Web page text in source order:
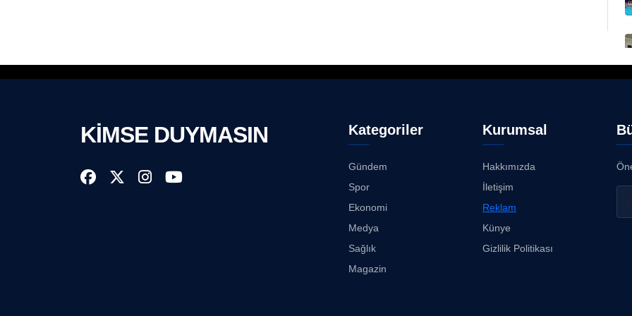
KİMSE DUYMASIN Kategoriler
Gündem
Spor
Ekonomi
Medya
Sağlık
Magazin
Kurumsal
Hakkımızda
İletişim
Reklam
Künye
Gizlilik Politikası